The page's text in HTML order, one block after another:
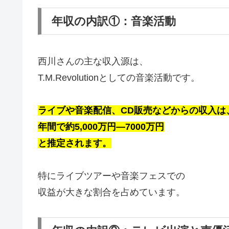
年収の内訳①：音楽活動
西川さんの主な収入源は、
T.M.Revolutionとしての音楽活動です。
ライブや音楽配信、CD販売などからの収入は
年間で約5,000万円―7000万円
と推定されます。
特にライブツアーや音楽フェスでの
収益が大きな割合を占めています。